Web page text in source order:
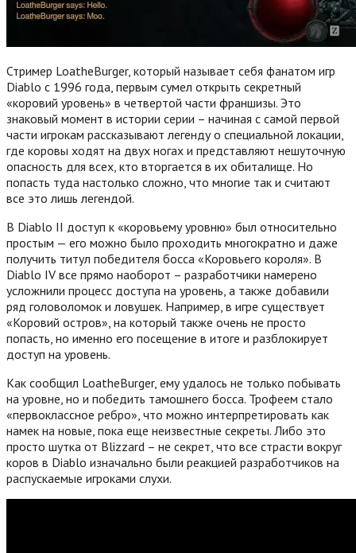
Стример LoatheBurger, который называет себя фанатом игр
Diablo с 1996 года, первым сумел открыть секретный
«коровий уровень» в четвертой части франшизы. Это
знаковый момент в истории серии – начиная с самой первой
части игрокам рассказывают легенду о специальной локации,
где коровы ходят на двух ногах и представляют нешуточную
опасность для всех, кто вторгается в их обиталище. Но
попасть туда настолько сложно, что многие так и считают
все это лишь легендой.
В Diablo II доступ к «коровьему уровню» был относительно
простым — его можно было проходить многократно и даже
получить титул победителя босса «Коровьего короля». В
Diablo IV все прямо наоборот – разработчики намерено
усложнили процесс доступа на уровень, а также добавили
ряд головоломок и ловушек. Например, в игре существует
«Коровий остров», на который также очень не просто
попасть, но именно его посещение в итоге и разблокирует
доступ на уровень.
Как сообщил LoatheBurger, ему удалось не только побывать
на уровне, но и победить тамошнего босса. Трофеем стало
«первоклассное ребро», что можно интерпретировать как
намек на новые, пока еще неизвестные секреты. Либо это
просто шутка от Blizzard – не секрет, что все страсти вокруг
коров в Diablo изначально были реакцией разработчиков на
распускаемые игроками слухи.